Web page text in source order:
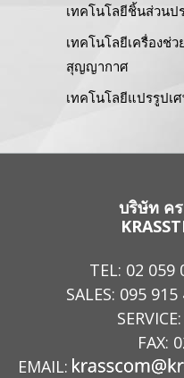
เทคโนโลยีชิ้นส่วนป
เทคโนโลยีเครื่องช่
สุญญากาศ
เทคโนโลยีแปรรูปเ
บริษัท ค
TEL: 02 059
SALES: 095 915
SERVICE:
FAX:
EMAIL: